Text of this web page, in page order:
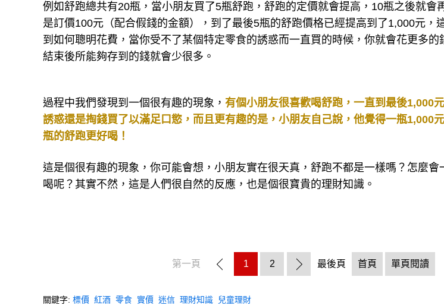
例如舒跑總共有20瓶，當小朋友買了5瓶舒跑，舒跑的定價就會提高，10瓶之後就會
是訂價100元（配合假錢的金額），到了最後5瓶的舒跑價格已經提高到了1,000元，
到如何聰明花費，當你受不了某個特定零食的誘惑而一直買的時候，你就會花更多的
結束後所能夠存到的錢就會少很多。
過程中我們發現到一個很有趣的現象， 有個小朋友很喜歡喝舒跑，一直到最後1,000
誘惑還是掏錢買了以滿足口慾，而且更有趣的是，小朋友自己說，他覺得一瓶1,000
瓶的舒跑更好喝！
這是個很有趣的現象，你可能會想，小朋友實在很天真，舒跑不都是一樣嗎？怎麼會
喝呢？其實不然，這是人們很自然的反應，也是個很寶貴的理財知識。
第一頁 1 2 最後頁 首頁 單頁閱讀
關鍵字: 標價 紅酒 零食 實價 迷信 理財知識 兒童理財